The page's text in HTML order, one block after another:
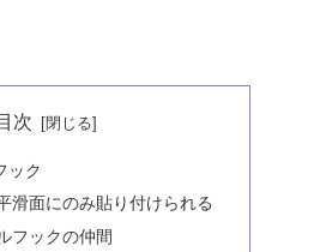
次
ック
滑面にのみ貼り付けられる
フックの仲間